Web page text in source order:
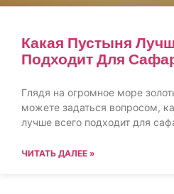
Какая Пустыня
Подходит Для
Глядя на огромное море
можете задаться вопросом,
лучше всего подходит для
ЧИТАТЬ ДАЛЕЕ »